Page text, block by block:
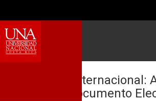
Seminario internacional:
Social del Documento